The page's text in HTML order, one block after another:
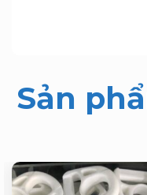
Sản